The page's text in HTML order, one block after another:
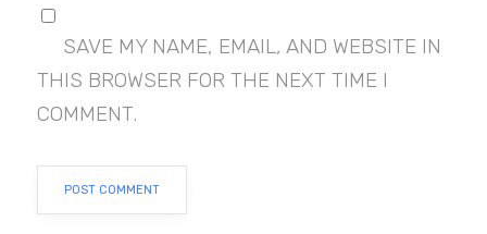
SAVE MY NAME, EMAIL, AND WEBSITE IN
THIS BROWSER FOR THE NEXT TIME I
COMMENT.